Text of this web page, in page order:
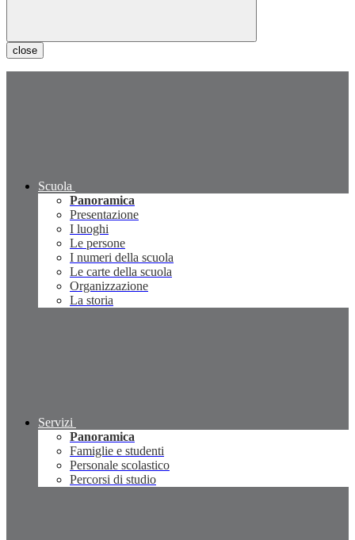
close
Scuola
Panoramica
Presentazione
I luoghi
Le persone
I numeri della scuola
Le carte della scuola
Organizzazione
La storia
Servizi
Panoramica
Famiglie e studenti
Personale scolastico
Percorsi di studio